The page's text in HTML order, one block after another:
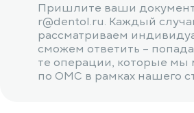
Пришлите ваши
r@dentol.ru. Каждый
рассматриваем
сможем ответить –
те операции, которые мы
по ОМС в рамках нашего